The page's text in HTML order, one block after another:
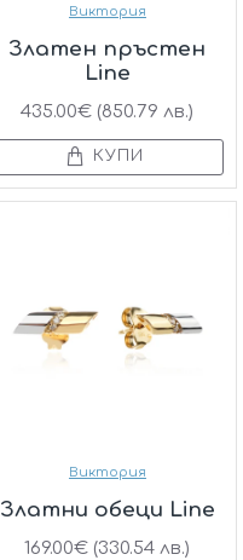
Виктория
Златен пръстен
Line
435.00€ (850.79 лв.)
КУПИ
Виктория
Златни обеци Line
169.00€ (330.54 лв.)